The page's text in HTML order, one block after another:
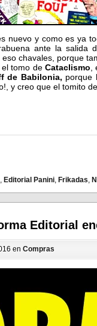
nuevo y como es ya
ante la salida
eso chavales, porque
tomo de Cataclismo,
de Babilonia, porque
y creo que el tomito
, Editorial Panini, Frikadas,
Editorial
en Compras